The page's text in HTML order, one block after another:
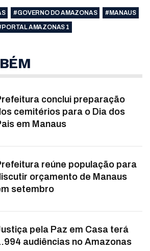
#GOVERNO DO AMAZONAS
#MANAUS
AMAZONAS 1
conclui preparação
cemitérios para o Dia dos
em Manaus
reúne população para
orçamento de Manaus
setembro
pela Paz em Casa terá
audiências no Amazonas